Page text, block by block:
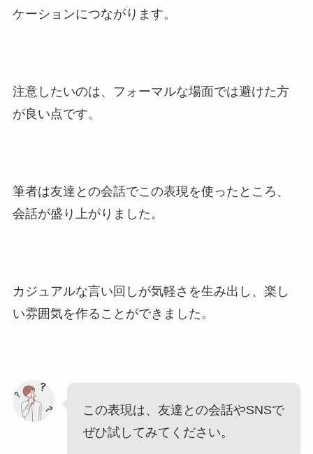
ケーションにつながります。
注意したいのは、フォーマルな場面では避けた方
が良い点です。
筆者は友達との会話でこの表現を使ったところ、
会話が盛り上がりました。
カジュアルな言い回しが気軽さを生み出し、楽し
い雰囲気を作ることができました。
この表現は、友達との会話やSNSで
ぜひ試してみてください。